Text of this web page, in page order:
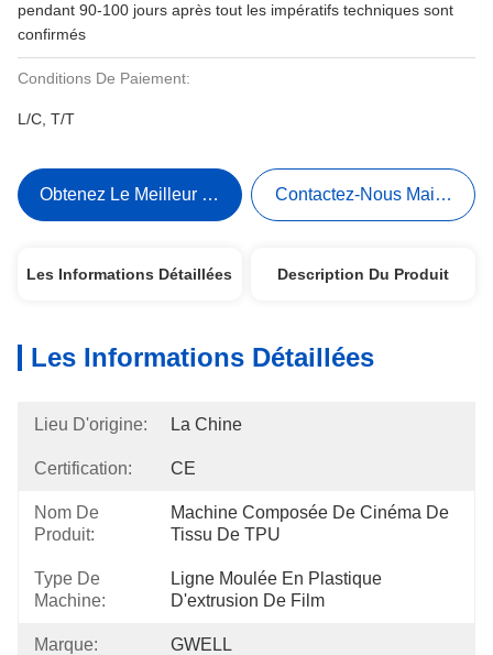
pendant 90-100 jours après tout les impératifs techniques sont
confirmés
Conditions De Paiement:
L/C, T/T
Obtenez Le Meilleur Prix Contactez-Nous Maintenant
Les Informations Détaillées Description Du Produit
Les Informations Détaillées
Lieu D'origine: La Chine
Certification: CE
Nom De
Produit:
Machine Composée De Cinéma De
Tissu De TPU
Type De
Machine:
Ligne Moulée En Plastique
D'extrusion De Film
Marque: GWELL